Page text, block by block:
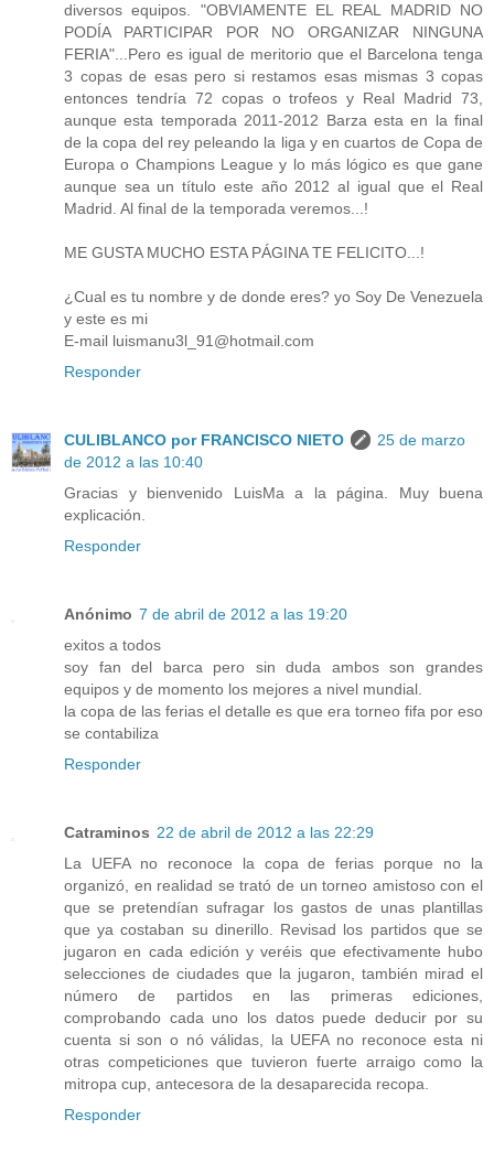
diversos equipos. "OBVIAMENTE EL REAL MADRID NO
PODÍA PARTICIPAR POR NO ORGANIZAR NINGUNA
FERIA"...Pero es igual de meritorio que el Barcelona tenga
3 copas de esas pero si restamos esas mismas 3 copas
entonces tendría 72 copas o trofeos y Real Madrid 73,
aunque esta temporada 2011-2012 Barza esta en la final
de la copa del rey peleando la liga y en cuartos de Copa de
Europa o Champions League y lo más lógico es que gane
aunque sea un título este año 2012 al igual que el Real
Madrid. Al final de la temporada veremos...!
ME GUSTA MUCHO ESTA PÁGINA TE FELICITO...!
¿Cual es tu nombre y de donde eres? yo Soy De Venezuela
y este es mi
E-mail luismanu3l_91@hotmail.com
Responder
CULIBLANCO por FRANCISCO NIETO
25 de marzo
de 2012 a las 10:40
Gracias y bienvenido LuisMa a la página. Muy buena
explicación.
Responder
Anónimo 7 de abril de 2012 a las 19:20
exitos a todos
soy fan del barca pero sin duda ambos son grandes
equipos y de momento los mejores a nivel mundial.
la copa de las ferias el detalle es que era torneo fifa por eso
se contabiliza
Responder
Catraminos 22 de abril de 2012 a las 22:29
La UEFA no reconoce la copa de ferias porque no la
organizó, en realidad se trató de un torneo amistoso con el
que se pretendían sufragar los gastos de unas plantillas
que ya costaban su dinerillo. Revisad los partidos que se
jugaron en cada edición y veréis que efectivamente hubo
selecciones de ciudades que la jugaron, también mirad el
número de partidos en las primeras ediciones,
comprobando cada uno los datos puede deducir por su
cuenta si son o nó válidas, la UEFA no reconoce esta ni
otras competiciones que tuvieron fuerte arraigo como la
mitropa cup, antecesora de la desaparecida recopa.
Responder